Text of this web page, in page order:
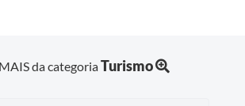
da categoriaTurismo